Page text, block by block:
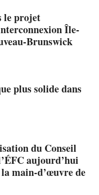
le projet
Île-
Brunswick
plus solide dans
du Conseil
aujourd’hui
main-d’œuvre de